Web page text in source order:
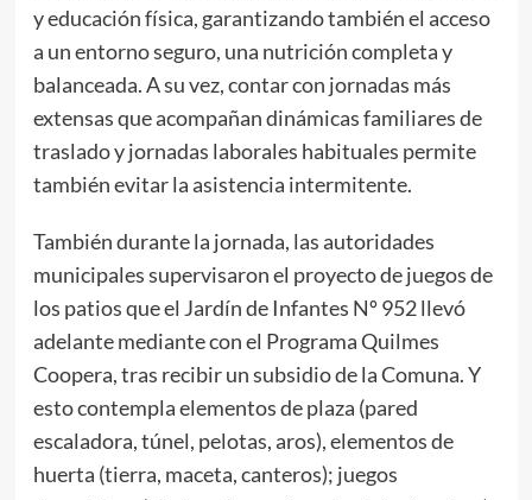
y educación física, garantizando también el acceso
a un entorno seguro, una nutrición completa y
balanceada. A su vez, contar con jornadas más
extensas que acompañan dinámicas familiares de
traslado y jornadas laborales habituales permite
también evitar la asistencia intermitente.
También durante la jornada, las autoridades
municipales supervisaron el proyecto de juegos de
los patios que el Jardín de Infantes Nº 952 llevó
adelante mediante con el Programa Quilmes
Coopera, tras recibir un subsidio de la Comuna. Y
esto contempla elementos de plaza (pared
escaladora, túnel, pelotas, aros), elementos de
huerta (tierra, maceta, canteros); juegos